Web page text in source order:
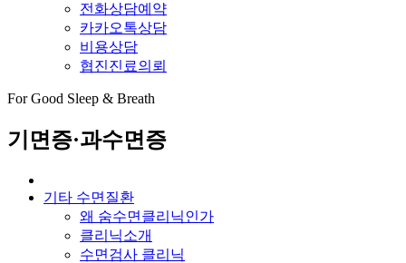
전화상담예약
카카오톡상담
비용상담
협진진료의뢰
For Good Sleep & Breath
기면증·과수면증
기타 수면질환
왜 숨수면클리닉인가
클리닉소개
수면검사 클리닉